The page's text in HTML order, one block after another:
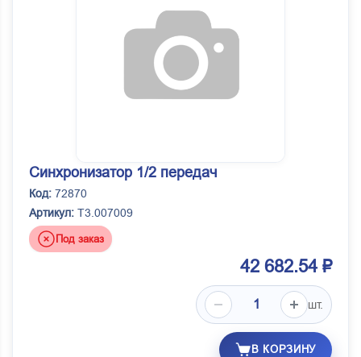
Синхронизатор 1/2 передач
Код: 72870
Артикул: T3.007009
Под заказ
42 682.54 ₽
шт.
В КОРЗИНУ